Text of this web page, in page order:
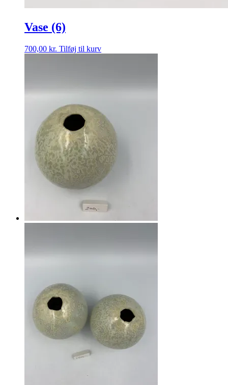
Vase (6)
700,00 kr. Tilføj til kurv